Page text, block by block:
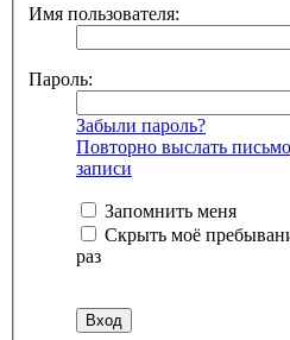
Имя пользователя:
Пароль:
Забыли пароль?
Повторно выслать
записи
Запомнить меня
Скрыть моё
раз